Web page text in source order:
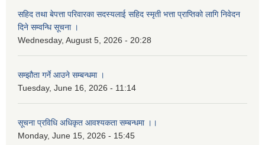
सहिद तथा बेपत्ता परिवारका सदस्यलाई सहिद स्मृती भत्ता प्राप्तिको लागि निवेदन
दिने सम्वन्धि सूचना ।
Wednesday, August 5, 2026 - 20:28
सम्झौता गर्ने आउने सम्बन्धमा ।
Tuesday, June 16, 2026 - 11:14
सूचना प्रविधि अधिकृत आवश्यकता सम्बन्धमा ।।
Monday, June 15, 2026 - 15:45